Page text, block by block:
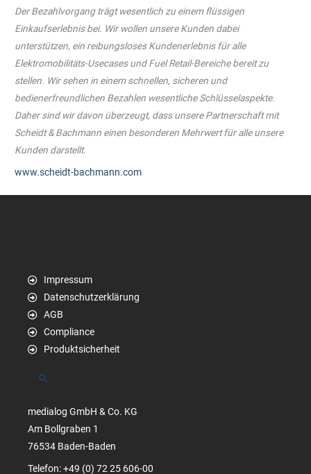
Der Bezahlvorgang trägt wesentlich zu einem flüssigen
Einkaufserlebnis bei. Wir wollen unsere Kunden dabei
unterstützen, ein reibungsloses Kundenerlebnis für alle
Elektromobilitäts-Usecases und Fuel Retail-Bereiche bereit zu
stellen. Wir sehen in einem schnellen, sicheren und
bedienerfreundlichen Bezahlen wesentliche Schlüsselaspekte.
Daher sind wir davon überzeugt, dass unsere Partnerschaft mit
Scheidt & Bachmann einen besonderen Mehrwert für alle unsere
Kunden darstellt.
www.scheidt-bachmann.com
Impressum
Datenschutzerklärung
AGB
Compliance
Produktsicherheit
Suchen
medialog GmbH & Co. KG
Am Bollgraben 1
76534 Baden-Baden
Telefon: +49 (0) 72 25 606-00